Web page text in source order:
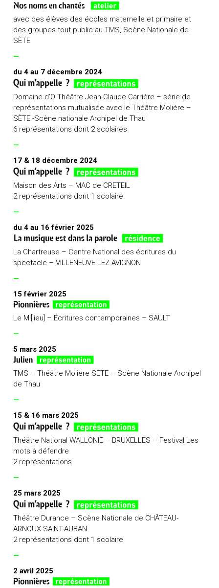
avec des élèves des écoles maternelle et primaire et
des groupes tout public au TMS, Scène Nationale de
SÈTE
—
du 4 au 7 décembre 2024
Domaine d’O Théâtre Jean-Claude Carrière – série de
représentations mutualisée avec le Théâtre Molière –
SÈTE -Scène nationale Archipel de Thau
6 représentations dont 2 scolaires
—
17 & 18 décembre 2024
Maison des Arts – MAC de CRETEIL
2 représentations dont 1 scolaire
—
du 4 au 16 février 2025
La Chartreuse – Centre National des écritures du
spectacle – VILLENEUVE LEZ AVIGNON
—
15 février 2025
Le M![lieu] – Écritures contemporaines – SAULT
—
5 mars 2025
TMS – Théâtre Molière SÈTE – Scène Nationale Archipel
de Thau
—
15 & 16 mars 2025
Théâtre National WALLONIE – BRUXELLES – Festival Les
mots à défendre
2 représentations
—
25 mars 2025
Théâtre Durance – Scène Nationale de CHÂTEAU-
ARNOUX-SAINT-AUBAN
2 représentations dont 1 scolaire
—
2 avril 2025